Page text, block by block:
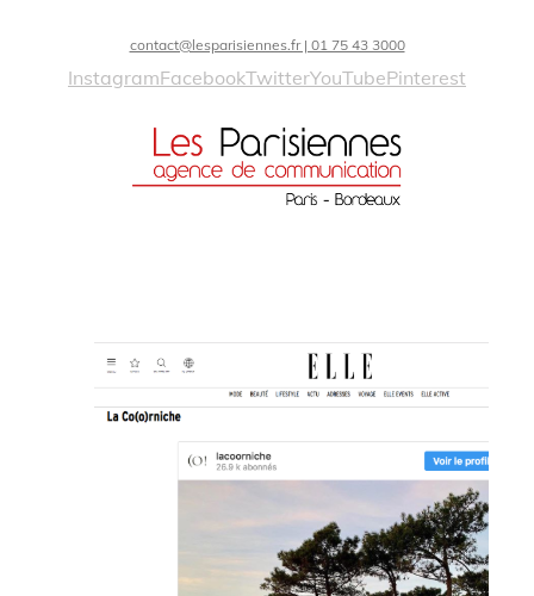
contact@lesparisiennes.fr | 01 75 43 3000
InstagramFacebookTwitterYouTubePinterest